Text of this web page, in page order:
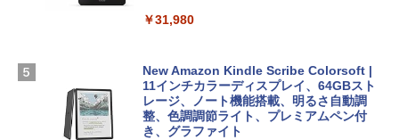
￥261,414
【Amazon.co.jp限定】ASUS ノートパソ
コン Vivobook 15 M1502NAQ 15.6イン
チ AMD Ryzen 7 170 メモリ16GB SSD 5
12GB Microsoft 365 Personal (24か月
版) 搭載 Windows 11 重量1.7kg Wi-Fi 6
【限定バーチャルアイテムを含む】 【オ
￥14,500
ェクトリストと最新エミュレータ紹介
￥31,980
New Amazon Kindle Scribe Colorsoft |
11インチカラーディスプレイ、64GBスト
レージ、ノート機能搭載、明るさ自動調
整、色調調節ライト、プレミアムペン付
き、グラファイト